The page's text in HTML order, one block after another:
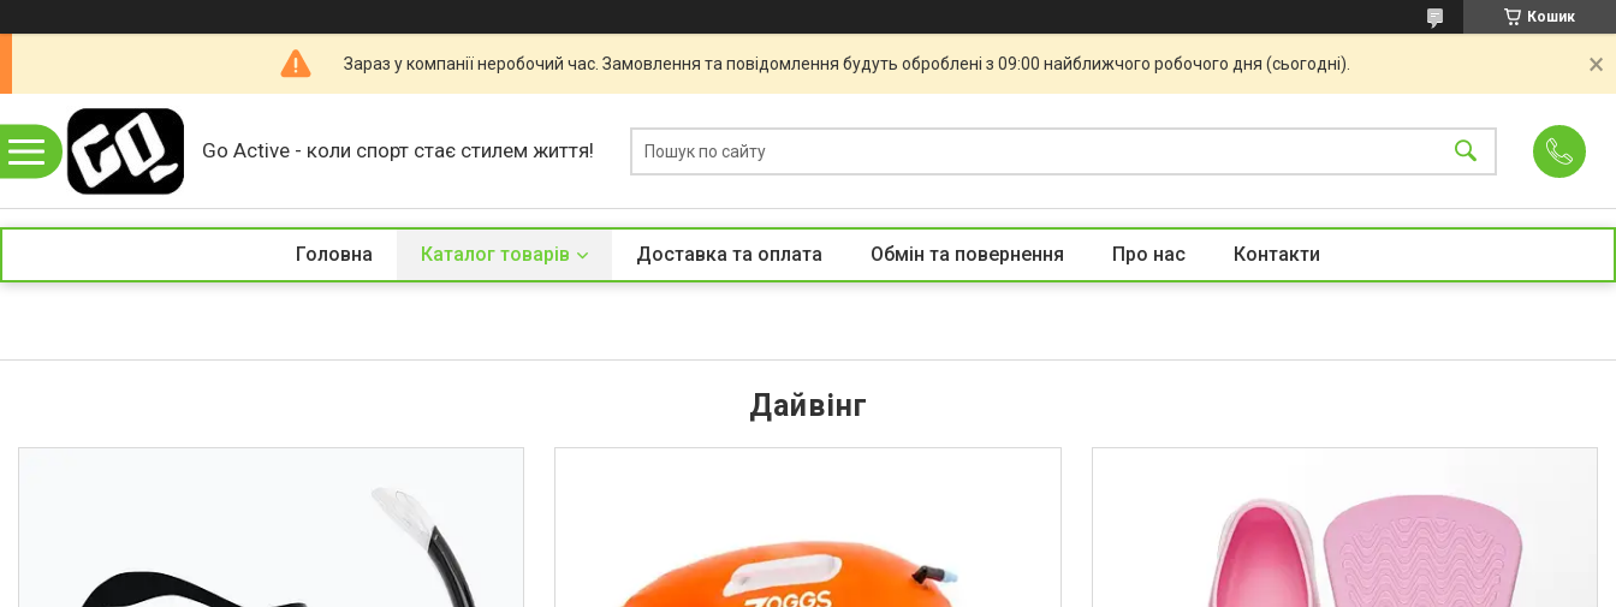
Кошик
Зараз у компанії неробочий час. Замовлення та повідомлення будуть оброблені з 09:00 найближчого робочого дня (сьогодні).
Go Active - коли спорт стає стилем життя!
Головна Каталог товарів Доставка та оплата Обмін та повернення Про нас Контакти
Дайвінг